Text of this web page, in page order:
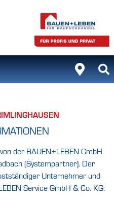
der BAUEN+LEBEN GmbH
(Systempartner). Der
Unternehmer und
Service GmbH & Co. KG.